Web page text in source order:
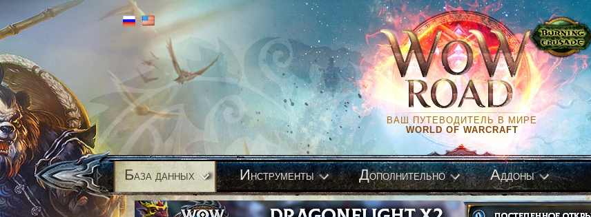
ВАШ ПУТЕВОДИТЕЛЬ В МИРЕ
WORLD OF WARCRAFT
База данных Инструменты Дополнительно Аддоны